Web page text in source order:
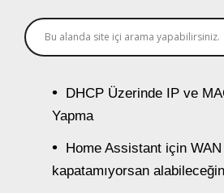
DHCP Üzerinde IP ve
Yapma
Home Assistant için
kapatamıyorsan